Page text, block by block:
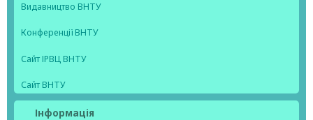
Видавництво ВНТУ
Конференції ВНТУ
Сайт ІРВЦ ВНТУ
Сайт ВНТУ
Інформація